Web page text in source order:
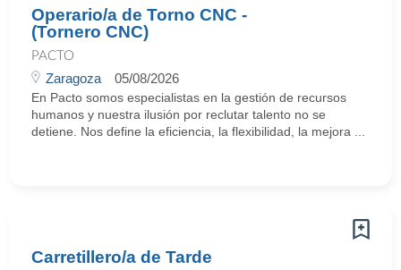
Operario/a de Torno CNC -
(Tornero CNC)
PACTO
Zaragoza 05/08/2026
En Pacto somos especialistas en la gestión de recursos
humanos y nuestra ilusión por reclutar talento no se
detiene. Nos define la eficiencia, la flexibilidad, la mejora ...
Carretillero/a de Tarde